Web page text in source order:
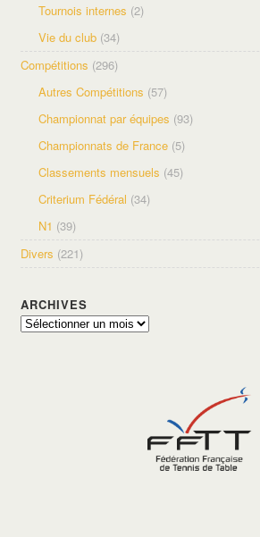
Tournois internes (2)
Vie du club (34)
Compétitions (296)
Autres Compétitions (57)
Championnat par équipes (93)
Championnats de France (5)
Classements mensuels (45)
Criterium Fédéral (34)
N1 (39)
Divers (221)
ARCHIVES
Archives